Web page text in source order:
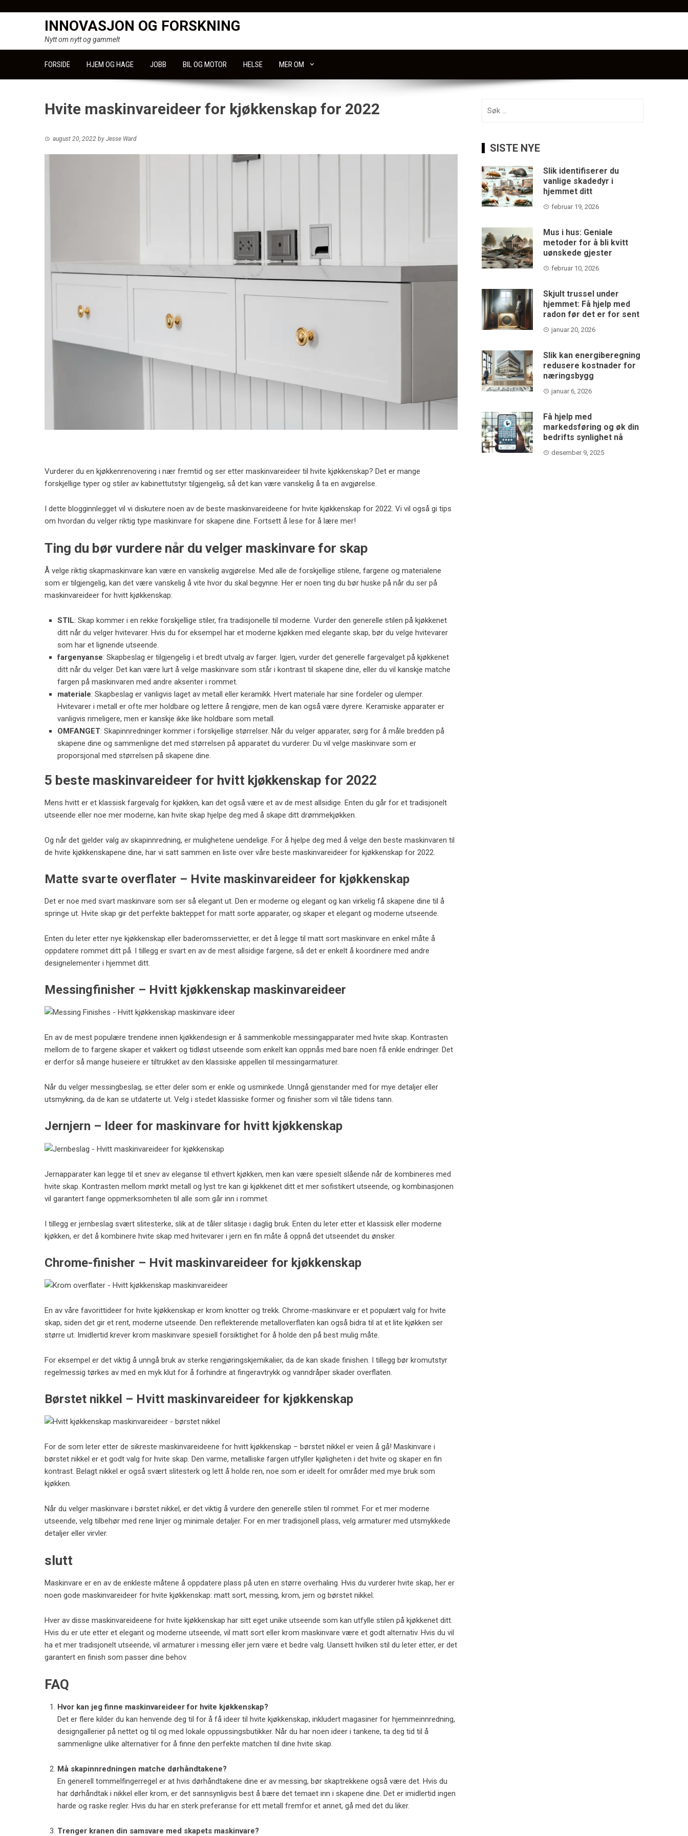
INNOVASJON OG FORSKNING
Nytt om nytt og gammelt
FORSIDE HJEM OG HAGE JOBB BIL OG MOTOR HELSE MER OM
Hvite maskinvareideer for kjøkkenskap for 2022
august 20, 2022 by Jesse Ward
Vurderer du en kjøkkenrenovering i nær fremtid og ser etter maskinvareideer til hvite kjøkkenskap? Det er mange
forskjellige typer og stiler av kabinettutstyr tilgjengelig, så det kan være vanskelig å ta en avgjørelse.
I dette blogginnlegget vil vi diskutere noen av de beste maskinvareideene for hvite kjøkkenskap for 2022. Vi vil også gi tips
om hvordan du velger riktig type maskinvare for skapene dine. Fortsett å lese for å lære mer!
Ting du bør vurdere når du velger maskinvare for skap
Å velge riktig skapmaskinvare kan være en vanskelig avgjørelse. Med alle de forskjellige stilene, fargene og materialene
som er tilgjengelig, kan det være vanskelig å vite hvor du skal begynne. Her er noen ting du bør huske på når du ser på
maskinvareideer for hvitt kjøkkenskap:
STIL: Skap kommer i en rekke forskjellige stiler, fra tradisjonelle til moderne. Vurder den generelle stilen på kjøkkenet
ditt når du velger hvitevarer. Hvis du for eksempel har et moderne kjøkken med elegante skap, bør du velge hvitevarer
som har et lignende utseende.
fargenyanse: Skapbeslag er tilgjengelig i et bredt utvalg av farger. Igjen, vurder det generelle fargevalget på kjøkkenet
ditt når du velger. Det kan være lurt å velge maskinvare som står i kontrast til skapene dine, eller du vil kanskje matche
fargen på maskinvaren med andre aksenter i rommet.
materiale: Skapbeslag er vanligvis laget av metall eller keramikk. Hvert materiale har sine fordeler og ulemper.
Hvitevarer i metall er ofte mer holdbare og lettere å rengjøre, men de kan også være dyrere. Keramiske apparater er
vanligvis rimeligere, men er kanskje ikke like holdbare som metall.
OMFANGET: Skapinnredninger kommer i forskjellige størrelser. Når du velger apparater, sørg for å måle bredden på
skapene dine og sammenligne det med størrelsen på apparatet du vurderer. Du vil velge maskinvare som er
proporsjonal med størrelsen på skapene dine.
5 beste maskinvareideer for hvitt kjøkkenskap for 2022
Mens hvitt er et klassisk fargevalg for kjøkken, kan det også være et av de mest allsidige. Enten du går for et tradisjonelt
utseende eller noe mer moderne, kan hvite skap hjelpe deg med å skape ditt drømmekjøkken.
Og når det gjelder valg av skapinnredning, er mulighetene uendelige. For å hjelpe deg med å velge den beste maskinvaren til
de hvite kjøkkenskapene dine, har vi satt sammen en liste over våre beste maskinvareideer for kjøkkenskap for 2022.
Matte svarte overflater – Hvite maskinvareideer for kjøkkenskap
Det er noe med svart maskinvare som ser så elegant ut. Den er moderne og elegant og kan virkelig få skapene dine til å
springe ut. Hvite skap gir det perfekte bakteppet for matt sorte apparater, og skaper et elegant og moderne utseende.
Enten du leter etter nye kjøkkenskap eller baderomsservietter, er det å legge til matt sort maskinvare en enkel måte å
oppdatere rommet ditt på. I tillegg er svart en av de mest allsidige fargene, så det er enkelt å koordinere med andre
designelementer i hjemmet ditt.
Messingfinisher – Hvitt kjøkkenskap maskinvareideer
En av de mest populære trendene innen kjøkkendesign er å sammenkoble messingapparater med hvite skap. Kontrasten
mellom de to fargene skaper et vakkert og tidløst utseende som enkelt kan oppnås med bare noen få enkle endringer. Det
er derfor så mange huseiere er tiltrukket av den klassiske appellen til messingarmaturer.
Når du velger messingbeslag, se etter deler som er enkle og usminkede. Unngå gjenstander med for mye detaljer eller
utsmykning, da de kan se utdaterte ut. Velg i stedet klassiske former og finisher som vil tåle tidens tann.
Jernjern – Ideer for maskinvare for hvitt kjøkkenskap
Jernapparater kan legge til et snev av eleganse til ethvert kjøkken, men kan være spesielt slående når de kombineres med
hvite skap. Kontrasten mellom mørkt metall og lyst tre kan gi kjøkkenet ditt et mer sofistikert utseende, og kombinasjonen
vil garantert fange oppmerksomheten til alle som går inn i rommet.
I tillegg er jernbeslag svært slitesterke, slik at de tåler slitasje i daglig bruk. Enten du leter etter et klassisk eller moderne
kjøkken, er det å kombinere hvite skap med hvitevarer i jern en fin måte å oppnå det utseendet du ønsker.
Chrome-finisher – Hvit maskinvareideer for kjøkkenskap
En av våre favorittideer for hvite kjøkkenskap er krom knotter og trekk. Chrome-maskinvare er et populært valg for hvite
skap, siden det gir et rent, moderne utseende. Den reflekterende metalloverflaten kan også bidra til at et lite kjøkken ser
større ut. Imidlertid krever krom maskinvare spesiell forsiktighet for å holde den på best mulig måte.
For eksempel er det viktig å unngå bruk av sterke rengjøringskjemikalier, da de kan skade finishen. I tillegg bør kromutstyr
regelmessig tørkes av med en myk klut for å forhindre at fingeravtrykk og vanndråper skader overflaten.
Børstet nikkel – Hvitt maskinvareideer for kjøkkenskap
For de som leter etter de sikreste maskinvareideene for hvitt kjøkkenskap – børstet nikkel er veien å gå! Maskinvare i
børstet nikkel er et godt valg for hvite skap. Den varme, metalliske fargen utfyller kjøligheten i det hvite og skaper en fin
kontrast. Belagt nikkel er også svært slitesterk og lett å holde ren, noe som er ideelt for områder med mye bruk som
kjøkken.
Når du velger maskinvare i børstet nikkel, er det viktig å vurdere den generelle stilen til rommet. For et mer moderne
utseende, velg tilbehør med rene linjer og minimale detaljer. For en mer tradisjonell plass, velg armaturer med utsmykkede
detaljer eller virvler.
slutt
Maskinvare er en av de enkleste måtene å oppdatere plass på uten en større overhaling. Hvis du vurderer hvite skap, her er
noen gode maskinvareideer for hvite kjøkkenskap: matt sort, messing, krom, jern og børstet nikkel.
Hver av disse maskinvareideene for hvite kjøkkenskap har sitt eget unike utseende som kan utfylle stilen på kjøkkenet ditt.
Hvis du er ute etter et elegant og moderne utseende, vil matt sort eller krom maskinvare være et godt alternativ. Hvis du vil
ha et mer tradisjonelt utseende, vil armaturer i messing eller jern være et bedre valg. Uansett hvilken stil du leter etter, er det
garantert en finish som passer dine behov.
FAQ
Hvor kan jeg finne maskinvareideer for hvite kjøkkenskap?
Det er flere kilder du kan henvende deg til for å få ideer til hvite kjøkkenskap, inkludert magasiner for hjemmeinnredning,
designgallerier på nettet og til og med lokale oppussingsbutikker. Når du har noen ideer i tankene, ta deg tid til å
sammenligne ulike alternativer for å finne den perfekte matchen til dine hvite skap.
Må skapinnredningen matche dørhåndtakene?
En generell tommelfingerregel er at hvis dørhåndtakene dine er av messing, bør skaptrekkene også være det. Hvis du
har dørhåndtak i nikkel eller krom, er det sannsynligvis best å bære det temaet inn i skapene dine. Det er imidlertid ingen
harde og raske regler. Hvis du har en sterk preferanse for ett metall fremfor et annet, gå med det du liker.
Trenger kranen din samsvare med skapets maskinvare?
etter:
SISTE NYE
Slik identifiserer du
vanlige skadedyr i
hjemmet ditt
februar 19, 2026
Mus i hus: Geniale
metoder for å bli kvitt
uønskede gjester
februar 10, 2026
Skjult trussel under
hjemmet: Få hjelp med
radon før det er for sent
januar 20, 2026
Slik kan energiberegning
redusere kostnader for
næringsbygg
januar 6, 2026
Få hjelp med
markedsføring og øk din
bedrifts synlighet nå
desember 9, 2025